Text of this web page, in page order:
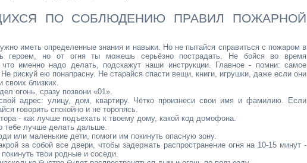
ПО СОБЛЮДЕНИЮ ПРАВИЛ ПОЖАРНОЙ
иметь определенные знания и навыки. Но не пытайся справиться с пожаром в
героем, но от огня ты можешь серьёзно пострадать. Не бойся во время
именно надо делать, подскажут наши инструкции. Главное - помни: самое
рискуй ею понапрасну. Не старайся спасти вещи, книги, игрушки, даже если они
своих близких.
огонь, сразу позвони «01».
адрес: улицу, дом, квартиру. Чётко произнеси свои имя и фамилию. Если
говорить спокойно и не торопясь.
- как лучше подъехать к твоему дому, какой код домофона.
тебе лучше делать дальше.
или маленькие дети, помоги им покинуть опасную зону.
за собой все двери, чтобы задержать распространение огня на 10-15 минут -
твои родные и соседи.